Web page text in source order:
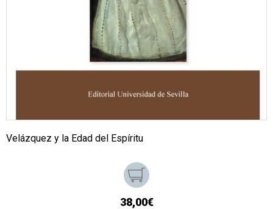
Velázquez y la Edad del Espíritu
38,00€